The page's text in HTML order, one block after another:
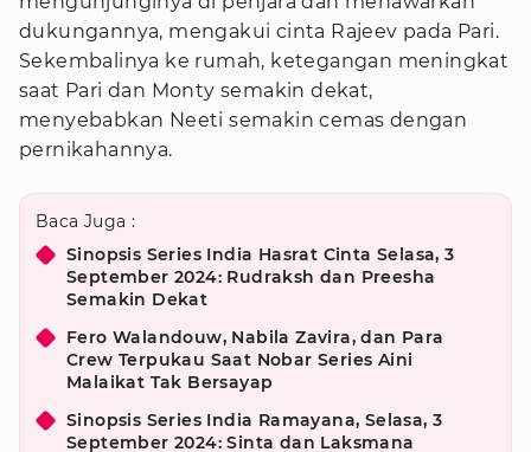
dukungannya, mengakui cinta Rajeev pada Pari.
Sekembalinya ke rumah, ketegangan meningkat
saat Pari dan Monty semakin dekat,
menyebabkan Neeti semakin cemas dengan
pernikahannya.
Baca Juga :
Sinopsis Series India Hasrat Cinta Selasa, 3
September 2024: Rudraksh dan Preesha
Semakin Dekat
Fero Walandouw, Nabila Zavira, dan Para
Crew Terpukau Saat Nobar Series Aini
Malaikat Tak Bersayap
Sinopsis Series India Ramayana, Selasa, 3
September 2024: Sinta dan Laksmana